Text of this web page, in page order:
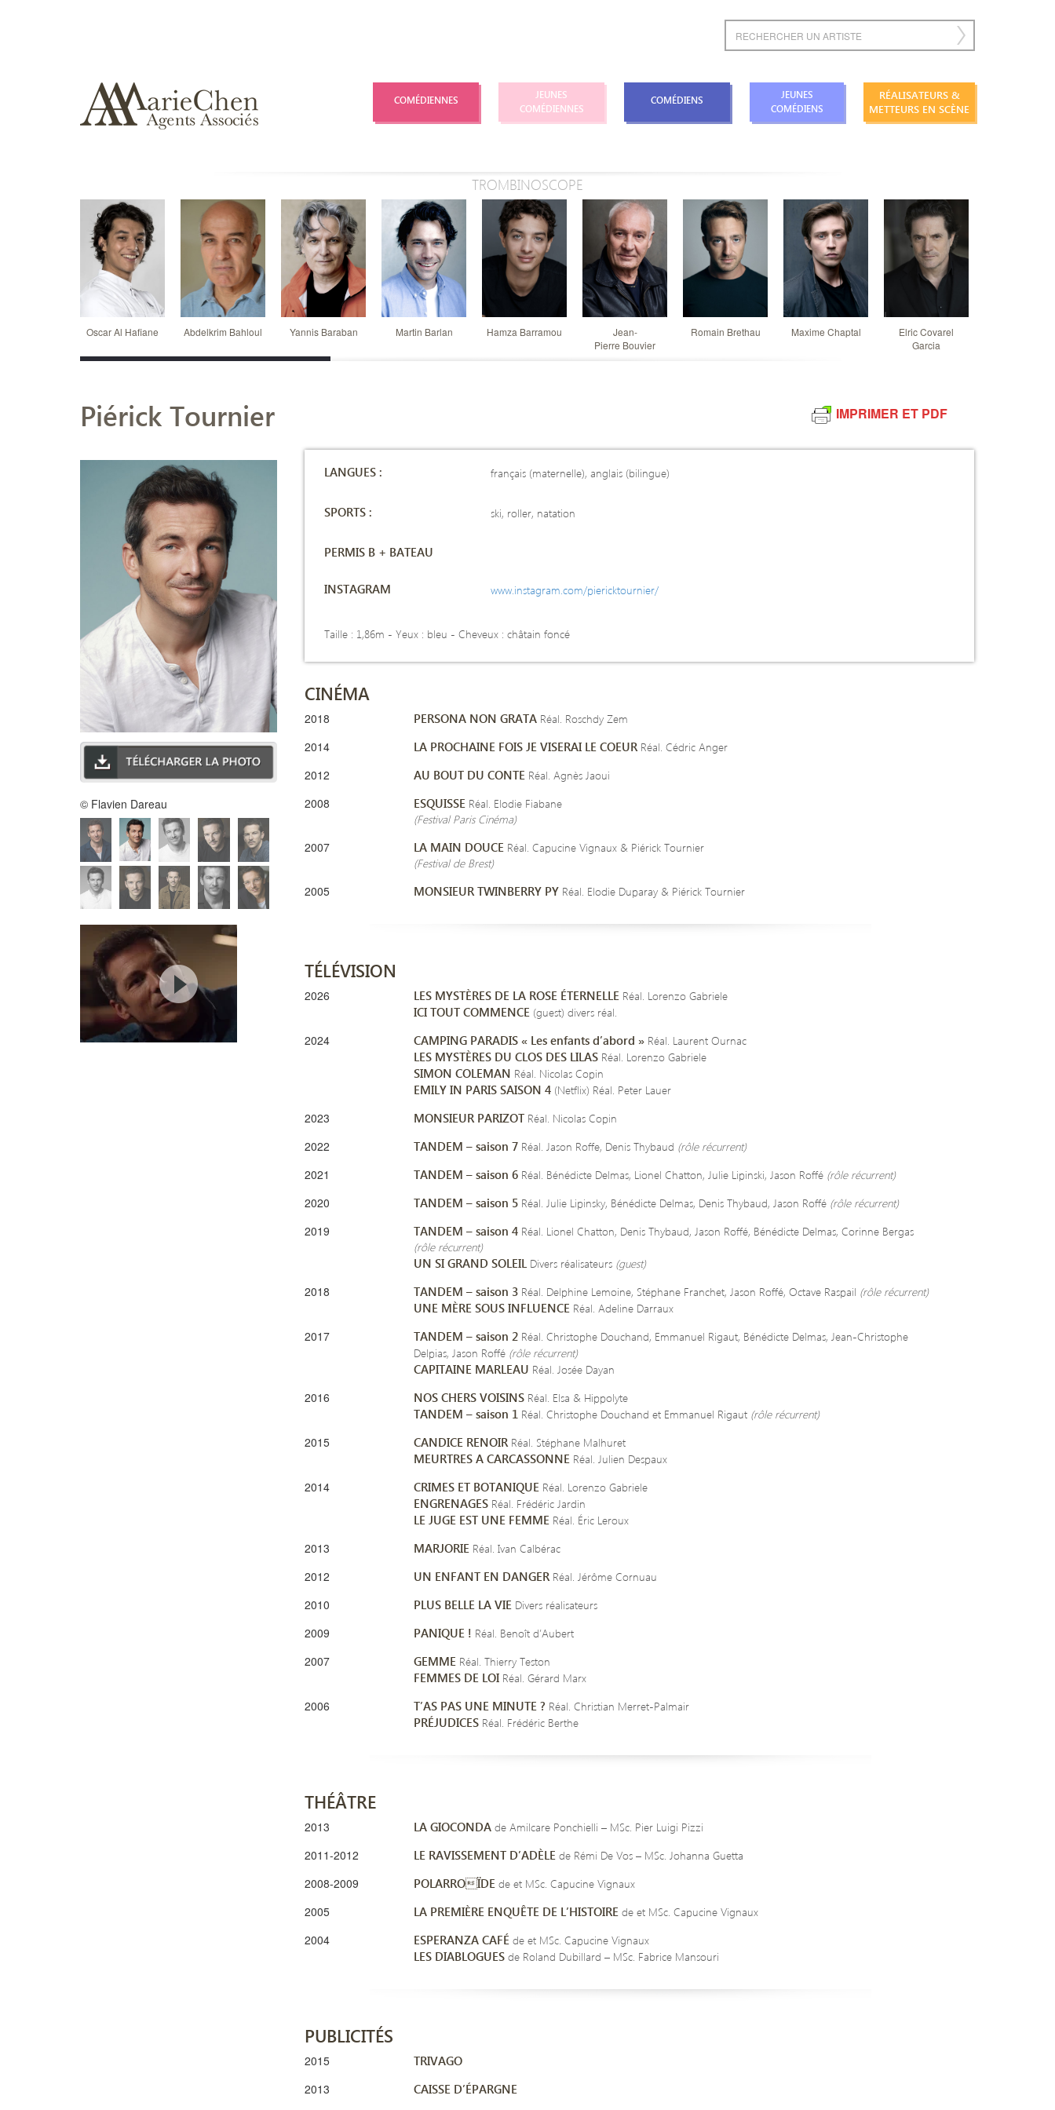
COMÉDIENNES
JEUNES
COMÉDIENNES
COMÉDIENS
JEUNES
COMÉDIENS
RÉALISATEURS &
METTEURS EN SCÈNE
TROMBINOSCOPE
Oscar Al Hafiane Abdelkrim Bahloul Yannis Baraban Martin Barlan Hamza Barramou
Jean-
Pierre Bouvier
Romain Brethau Maxime Chaptal
Elric Covarel
Garcia
Piérick Tournier IMPRIMER ET PDF
© Flavien Dareau
LANGUES : français (maternelle), anglais (bilingue)
SPORTS : ski, roller, natation
PERMIS B + BATEAU
INSTAGRAM www.instagram.com/piericktournier/
Taille : 1,86m - Yeux : bleu - Cheveux : châtain foncé
CINÉMA
2018 PERSONA NON GRATARéal. Roschdy Zem
2014 LA PROCHAINE FOIS JE VISERAI LE COEURRéal. Cédric Anger
2012 AU BOUT DU CONTERéal. Agnès Jaoui
2008 ESQUISSERéal. Elodie Fiabane
(Festival Paris Cinéma)
2007 LA MAIN DOUCERéal. Capucine Vignaux & Piérick Tournier
(Festival de Brest)
2005 MONSIEUR TWINBERRY PYRéal. Elodie Duparay & Piérick Tournier
TÉLÉVISION
2026 LES MYSTÈRES DE LA ROSE ÉTERNELLE Réal. Lorenzo Gabriele
ICI TOUT COMMENCE(guest) divers réal.
2024 CAMPING PARADIS « Les enfants d’abord » Réal. Laurent Ournac
LES MYSTÈRES DU CLOS DES LILAS Réal. Lorenzo Gabriele
SIMON COLEMAN Réal. Nicolas Copin
EMILY IN PARIS SAISON 4(Netflix) Réal. Peter Lauer
2023 MONSIEUR PARIZOTRéal. Nicolas Copin
2022 TANDEM – saison 7 Réal. Jason Roffe, Denis Thybaud (rôle récurrent)
2021 TANDEM – saison 6 Réal. Bénédicte Delmas, Lionel Chatton, Julie Lipinski, Jason Roffé (rôle récurrent)
2020 TANDEM – saison 5 Réal. Julie Lipinsky, Bénédicte Delmas, Denis Thybaud, Jason Roffé (rôle récurrent)
2019 TANDEM – saison 4 Réal. Lionel Chatton, Denis Thybaud, Jason Roffé, Bénédicte Delmas, Corinne Bergas
(rôle récurrent)
UN SI GRAND SOLEIL Divers réalisateurs (guest)
2018 TANDEM – saison 3Réal. Delphine Lemoine, Stéphane Franchet, Jason Roffé, Octave Raspail (rôle récurrent)
UNE MÈRE SOUS INFLUENCE Réal. Adeline Darraux
2017 TANDEM – saison 2Réal. Christophe Douchand, Emmanuel Rigaut, Bénédicte Delmas, Jean-Christophe
Delpias, Jason Roffé (rôle récurrent)
CAPITAINE MARLEAU Réal. Josée Dayan
2016 NOS CHERS VOISINS Réal. Elsa & Hippolyte
TANDEM – saison 1Réal. Christophe Douchand et Emmanuel Rigaut (rôle récurrent)
2015 CANDICE RENOIRRéal. Stéphane Malhuret
MEURTRES A CARCASSONNERéal. Julien Despaux
2014 CRIMES ET BOTANIQUERéal. Lorenzo Gabriele
ENGRENAGESRéal. Frédéric Jardin
LE JUGE EST UNE FEMMERéal. Éric Leroux
2013 MARJORIERéal. Ivan Calbérac
2012 UN ENFANT EN DANGERRéal. Jérôme Cornuau
2010 PLUS BELLE LA VIE Divers réalisateurs
2009 PANIQUE ! Réal. Benoît d’Aubert
2007 GEMMERéal. Thierry Teston
FEMMES DE LOIRéal. Gérard Marx
2006 T’AS PAS UNE MINUTE ? Réal. Christian Merret-Palmair
PRÉJUDICESRéal. Frédéric Berthe
THÉÂTRE
2013 LA GIOCONDAde Amilcare Ponchielli – MSc. Pier Luigi Pizzi
2011-2012 LE RAVISSEMENT D’ADÈLEde Rémi De Vos – MSc. Johanna Guetta
2008-2009 POLARROÏDEde et MSc. Capucine Vignaux
2005 LA PREMIÈRE ENQUÊTE DE L’HISTOIREde et MSc. Capucine Vignaux
2004 ESPERANZA CAFÉde et MSc. Capucine Vignaux
LES DIABLOGUESde Roland Dubillard – MSc. Fabrice Mansouri
PUBLICITÉS
2015
TRIVAGO
2013
CAISSE D’ÉPARGNE